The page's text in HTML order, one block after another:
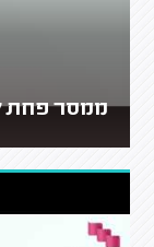
ממסר פחת